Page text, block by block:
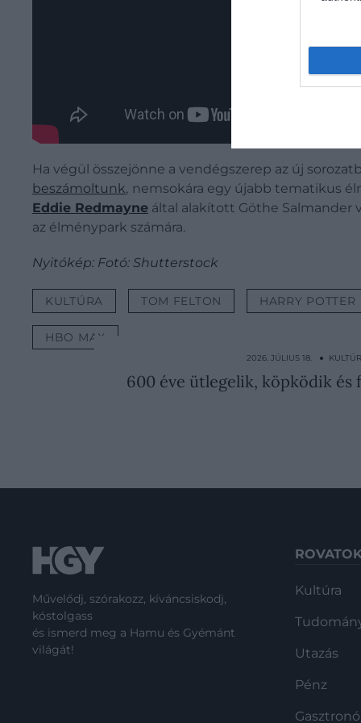
Ha végül összejönne a vendégszerep az új
beszámoltunk, nemsokára egy újabb tematikus
Eddie Redmayne által alakított Göthe Salmander
az élménypark számára.
Nyitókép: Fotó: Shutterstock
KULTÚRA TOM FELTON HARRY POTTER
HBO MAX
2026. JÚLIUS 18. ●
600 éve ütlegelik, köpködik és
Művelődj, szórakozz, kíváncsiskodj,
kóstolgass
és ismerd meg a Hamu és Gyémánt
világát!
ROVATOK
Kultúra
Utazás
Pénz